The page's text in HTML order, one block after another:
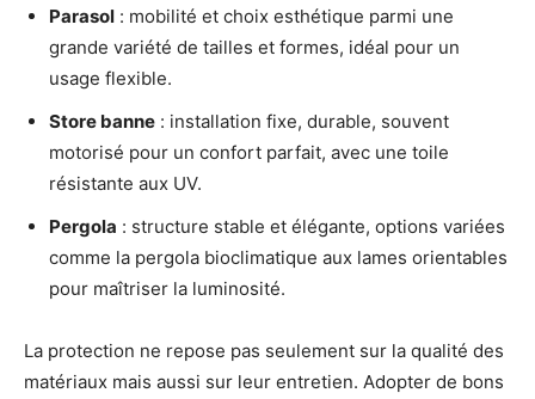
Parasol : mobilité et choix esthétique parmi une
grande variété de tailles et formes, idéal pour un
usage flexible.
Store banne : installation fixe, durable, souvent
motorisé pour un confort parfait, avec une toile
résistante aux UV.
Pergola : structure stable et élégante, options variées
comme la pergola bioclimatique aux lames orientables
pour maîtriser la luminosité.
La protection ne repose pas seulement sur la qualité des
matériaux mais aussi sur leur entretien. Adopter de bons